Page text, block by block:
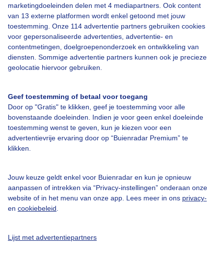
marketingdoeleinden delen met 4 mediapartners. Ook content
van 13 externe platformen wordt enkel getoond met jouw
toestemming. Onze 114 advertentie partners gebruiken cookies
voor gepersonaliseerde advertenties, advertentie- en
contentmetingen, doelgroepenonderzoek en ontwikkeling van
diensten. Sommige advertentie partners kunnen ook je precieze
geolocatie hiervoor gebruiken.
Geef toestemming of betaal voor toegang
Door op "Gratis" te klikken, geef je toestemming voor alle
bovenstaande doeleinden. Indien je voor geen enkel doeleinde
toestemming wenst te geven, kun je kiezen voor een
advertentievrije ervaring door op “Buienradar Premium” te
klikken.
Jouw keuze geldt enkel voor Buienradar en kun je opnieuw
aanpassen of intrekken via “Privacy-instellingen” onderaan onze
website of in het menu van onze app. Lees meer in ons privacy-
en cookiebeleid
Lijst met advertentiepartners
Over Buienradar
Veelgestelde vragen
Contact
Toegankelijkheid
Gebruikersvoorwaarden
Buienradar Team
Privacy beleid
Privacy instellingen